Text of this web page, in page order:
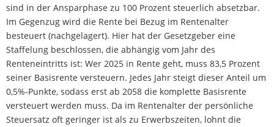
sind in der Ansparphase zu 100 Prozent steuerlich absetzbar.
Im Gegenzug wird die Rente bei Bezug im Rentenalter
besteuert (nachgelagert). Hier hat der Gesetzgeber eine
Staffelung beschlossen, die abhängig vom Jahr des
Renteneintritts ist: Wer 2025 in Rente geht, muss 83,5 Prozent
seiner Basisrente versteuern. Jedes Jahr steigt dieser Anteil um
0,5%-Punkte, sodass erst ab 2058 die komplette Basisrente
versteuert werden muss. Da im Rentenalter der persönliche
Steuersatz oft geringer ist als zu Erwerbszeiten, lohnt die